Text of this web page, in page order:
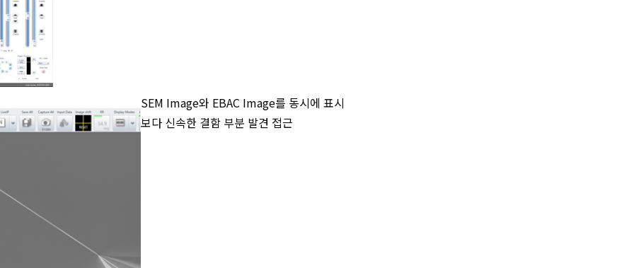
SEM Image와 EBAC Image를 동시에 표시
보다 신속한 결함 부분 발견 접근